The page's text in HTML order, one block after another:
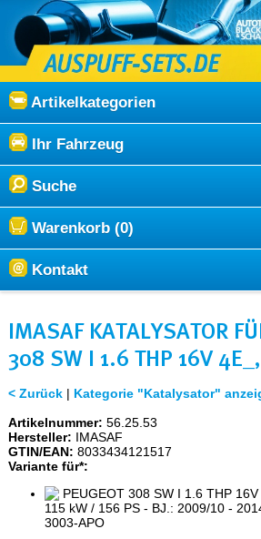
Artikelkategorien
Ihr Fahrzeug
Suche
Warenkorb (0)
Kontakt
IMASAF KATALYSATOR
308 SW I 1.6 THP 16V 4E_,
< Zurück| Kategorie "Katalysator"
Artikelnummer: 56.25.53
Hersteller: IMASAF
GTIN/EAN: 8033434121517
Variante für*:
PEUGEOT 308 SW I 1.6 THP
115 kW / 156 PS - BJ.: 2009/10 -
3003-APO